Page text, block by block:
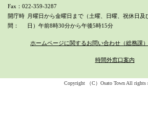
Fax：022-359-3287
開庁時
間
月曜日から金曜日まで（土曜、日曜、祝休日
日） 午前8時30分から午後5時15分
ホームページに関するお問い合わせ（総務課）
時間外窓口案内
Copyright （C）Osato Town All rights